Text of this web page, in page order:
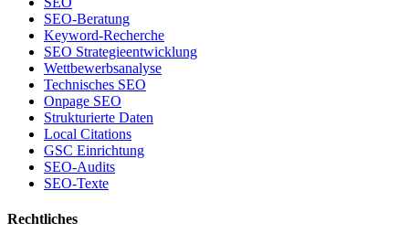
SEO-Beratung
Keyword-Recherche
SEO Strategieentwicklung
Wettbewerbsanalyse
Technisches SEO
Onpage SEO
Strukturierte Daten
Local Citations
GSC Einrichtung
SEO-Audits
SEO-Texte
Rechtliches